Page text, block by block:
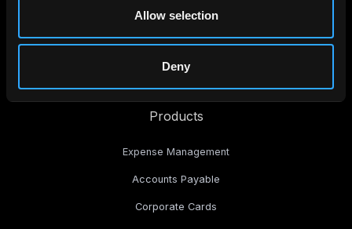
Allow selection
Deny
Products
Expense Management
Accounts Payable
Corporate Cards